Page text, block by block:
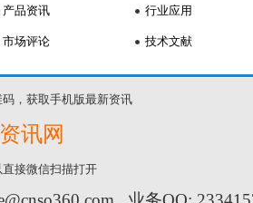
产品资讯
市场评论
行业应用
技术文献
，获取手机版最新资讯
讯网
接微信扫描打开